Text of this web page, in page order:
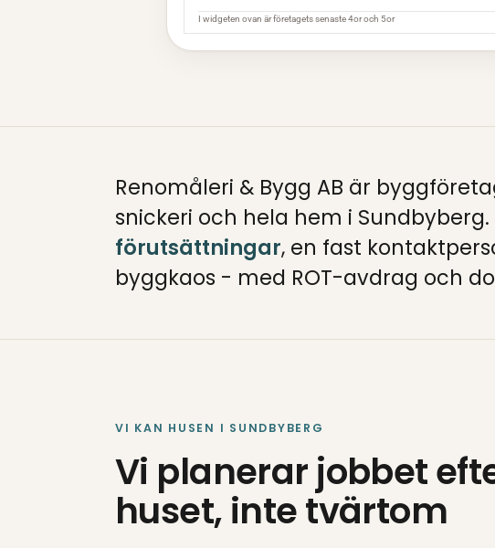
Renomåleri & Bygg AB är
snickeri och hela hem i Sundbyberg.
förutsättningar, en fast
byggkaos - med ROT-avdrag och
VI KAN HUSEN I SUNDBYBERG
Vi planerar jobbet
huset, inte tvärtom